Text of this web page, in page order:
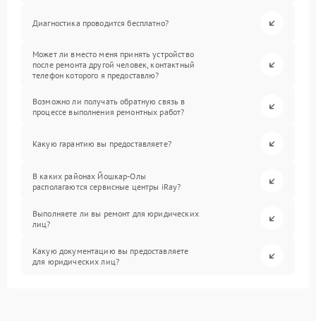
Диагностика проводится бесплатно?
Может ли вместо меня принять устройство
после ремонта другой человек, контактный
телефон которого я предоставлю?
Возможно ли получать обратную связь в
процессе выполнения ремонтных работ?
Какую гарантию вы предоставляете?
В каких районах Йошкар-Олы
располагаются сервисные центры iRay?
Выполняете ли вы ремонт для юридических
лиц?
Какую документацию вы предоставляете
для юридических лиц?